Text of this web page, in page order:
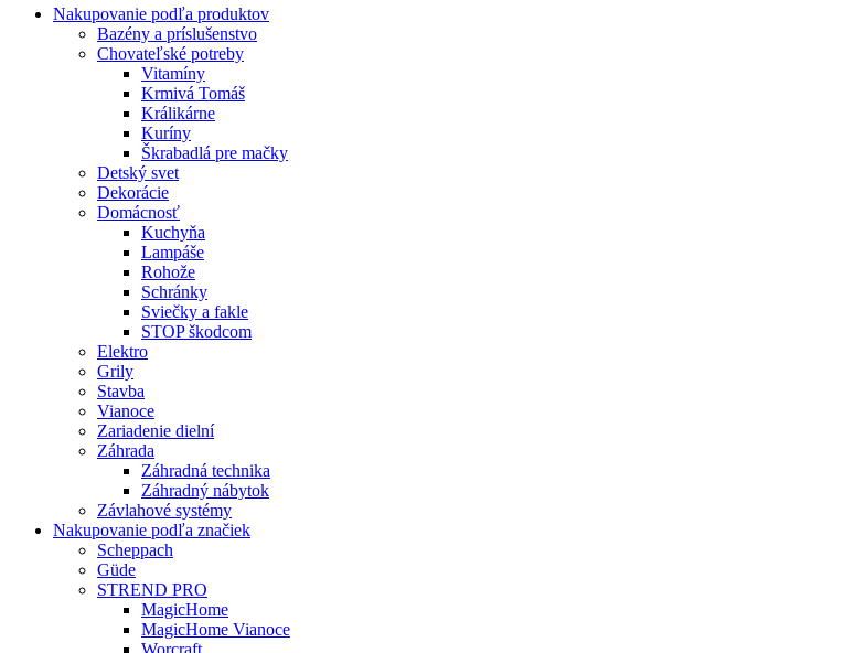
Nakupovanie podľa produktov
Bazény a príslušenstvo
Chovateľské potreby
Vitamíny
Krmivá Tomáš
Králikárne
Kuríny
Škrabadlá pre mačky
Detský svet
Dekorácie
Domácnosť
Kuchyňa
Lampáše
Rohože
Schránky
Sviečky a fakle
STOP škodcom
Elektro
Grily
Stavba
Vianoce
Zariadenie dielní
Záhrada
Záhradná technika
Záhradný nábytok
Závlahové systémy
Nakupovanie podľa značiek
Scheppach
Güde
STREND PRO
MagicHome
MagicHome Vianoce
Worcraft